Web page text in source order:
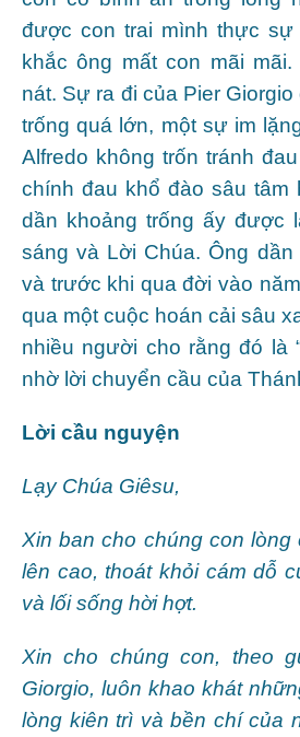
được con trai mình thực sự
khắc ông mất con mãi
nát. Sự ra đi của Pier
trống quá lớn, một sự im
Alfredo không trốn tránh
chính đau khổ đào sâu tâm
dần khoảng trống ấy được
sáng và Lời Chúa. Ông
và trước khi qua đời vào
qua một cuộc hoán cải sâu
nhiều người cho rằng đó là
nhờ lời chuyển cầu của
Lời cầu nguyện
Lạy Chúa Giêsu,
Xin ban cho chúng con lòng
lên cao, thoát khỏi cám dỗ
và lối sống hời hợt.
Xin cho chúng con, theo
Giorgio, luôn khao khát
lòng kiên trì và bền chí của